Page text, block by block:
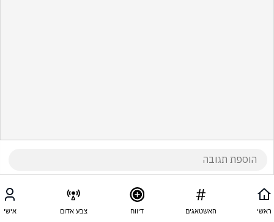
ראשי האשטאגים דיווח צבע אדום אישי